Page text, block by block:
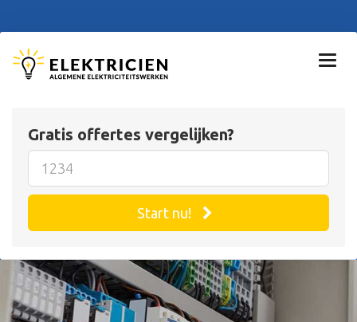
Gratis offertes vergelijken?
Start nu!